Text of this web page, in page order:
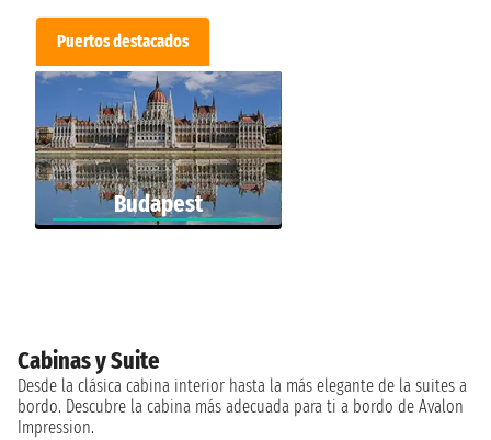
Puertos destacados
Budapest
Cabinas y Suite
Desde la clásica cabina interior hasta la más elegante de la suites a
bordo. Descubre la cabina más adecuada para ti a bordo de Avalon
Impression.